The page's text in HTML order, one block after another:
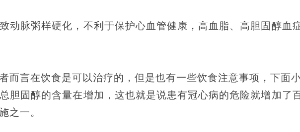
动脉粥样硬化，不利于保护心血管健康，高血脂、高胆固醇血
而言在饮食是可以治疗的，但是也有一些饮食注意事项，下面
胆固醇的含量在增加，这也就是说患有冠心病的危险就增加了
之一。